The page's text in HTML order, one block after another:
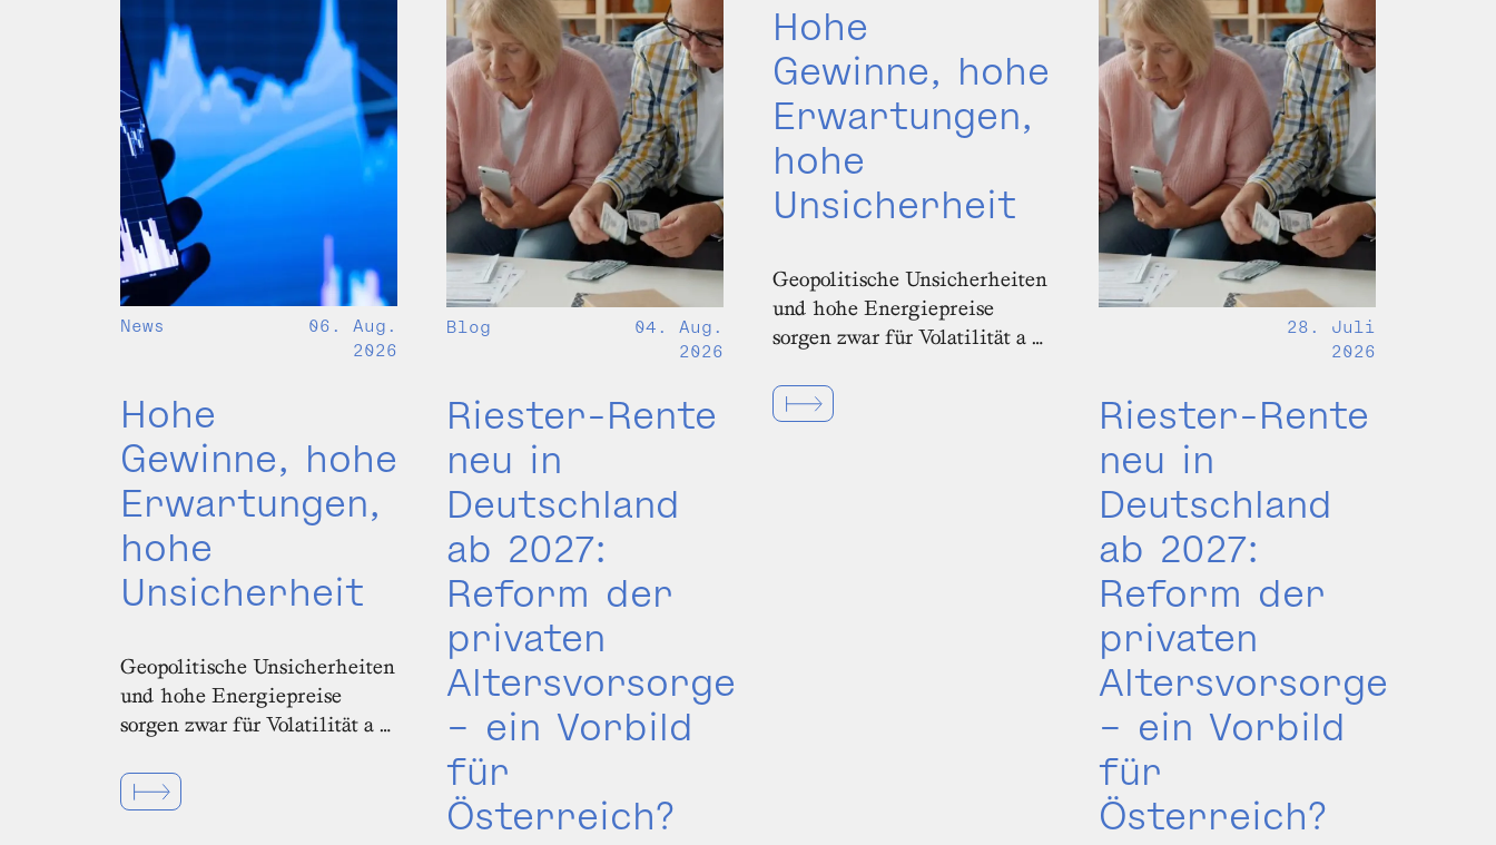
News
06. Aug.
2026
Hohe
Gewinne, hohe
Erwartungen,
hohe
Unsicherheit
Geopolitische Unsicherheiten
und hohe Energiepreise
sorgen zwar für Volatilität a …
Blog
04. Aug.
2026
Riester-Rente
neu in
Deutschland
ab 2027:
Reform der
privaten
Altersvorsorge
– ein Vorbild
für
Österreich?
Hohe
Gewinne, hohe
Erwartungen,
hohe
Unsicherheit
Geopolitische Unsicherheiten
und hohe Energiepreise
sorgen zwar für Volatilität a …
28. Juli
2026
Riester-Rente
neu in
Deutschland
ab 2027:
Reform der
privaten
Altersvorsorge
– ein Vorbild
für
Österreich?